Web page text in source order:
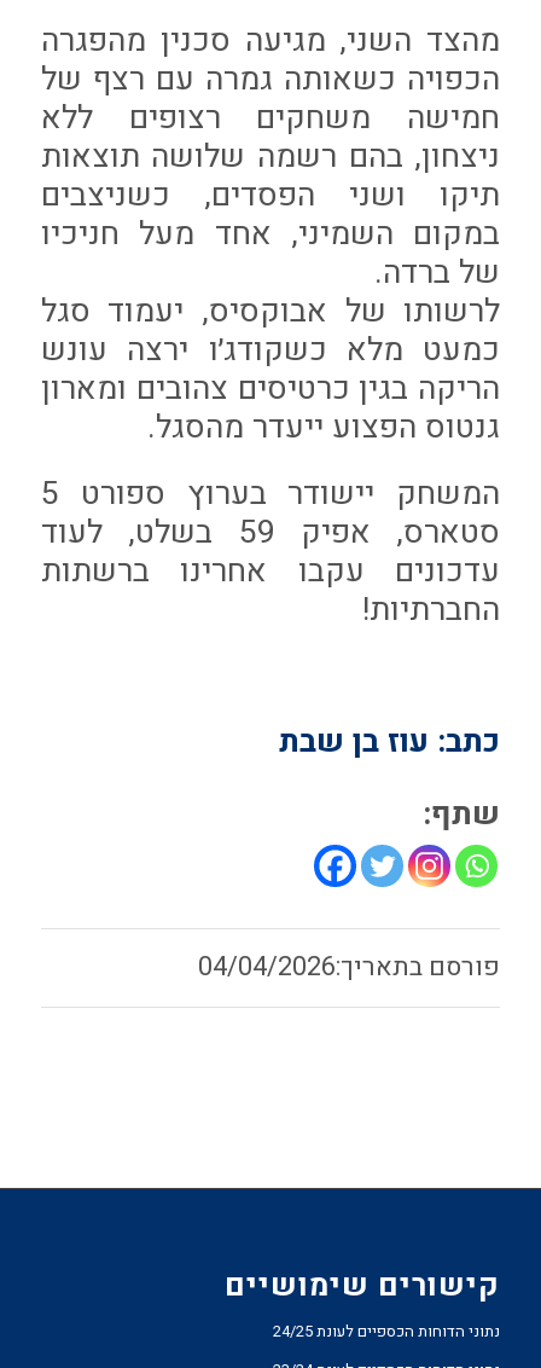
מהצד השני, מגיעה סכנין מהפגרה
הכפויה כשאותה גמרה עם רצף של
חמישה משחקים רצופים ללא
ניצחון, בהם רשמה שלושה תוצאות
תיקו ושני הפסדים, כשניצבים
במקום השמיני, אחד מעל חניכיו
של ברדה.
לרשותו של אבוקסיס, יעמוד סגל
כמעט מלא כשקודג׳ו ירצה עונש
הריקה בגין כרטיסים צהובים ומארון
גנטוס הפצוע ייעדר מהסגל.
המשחק יישודר בערוץ ספורט 5
סטארס, אפיק 59 בשלט, לעוד
עדכונים עקבו אחרינו ברשתות
החברתיות!
כתב: עוז בן שבת
שתף:
04/04/2026
קישורים שימושיים
נתוני הדוחות הכספיים לעונת 24/25